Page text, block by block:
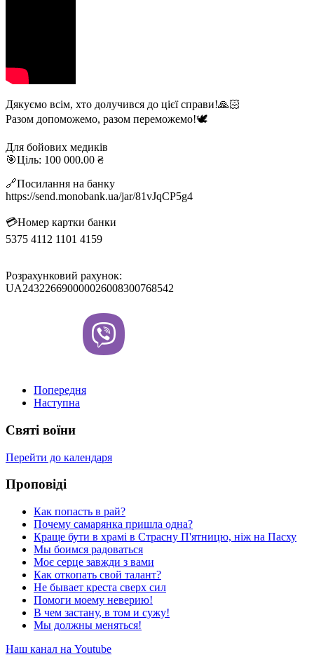
Дякуємо всім, хто долучився до цієї справи!🙏🏻
Разом допоможемо, разом переможемо!🕊️
Для бойових медиків
🎯Ціль: 100 000.00 ₴
🔗Посилання на банку
https://send.monobank.ua/jar/81vJqCP5g4
💳Номер картки банки
5375 4112 1101 4159
Розрахунковий рахунок:
UA243226690000026008300768542
Попередня
Наступна
Святі воїни
Перейти до календаря
Проповіді
Как попасть в рай?
Почему самарянка пришла одна?
Краще бути в храмі в Страсну П'ятницю, ніж на Пасху
Мы боимся радоваться
Моє серце завжди з вами
Как откопать свой талант?
Не бывает креста сверх сил
Помоги моему неверию!
В чем застану, в том и сужу!
Мы должны меняться!
Наш канал на Youtube